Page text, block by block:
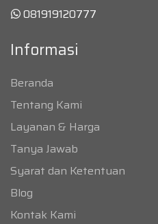
081919120777
Informasi
Beranda
Tentang Kami
Layanan & Harga
Tanya Jawab
Syarat dan Ketentuan
Blog
Kontak Kami